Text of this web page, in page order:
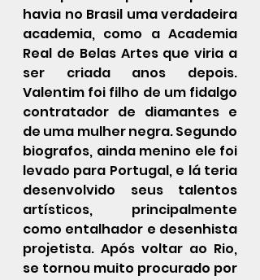
havia no Brasil uma verdadeira
academia, como a Academia
Real de Belas Artes que viria a
ser criada anos depois.
Valentim foi filho de um fidalgo
contratador de diamantes e
de uma mulher negra. Segundo
biografos, ainda menino ele foi
levado para Portugal, e lá teria
desenvolvido seus talentos
artísticos, principalmente
como entalhador e desenhista
projetista. Após voltar ao Rio,
se tornou muito procurado por